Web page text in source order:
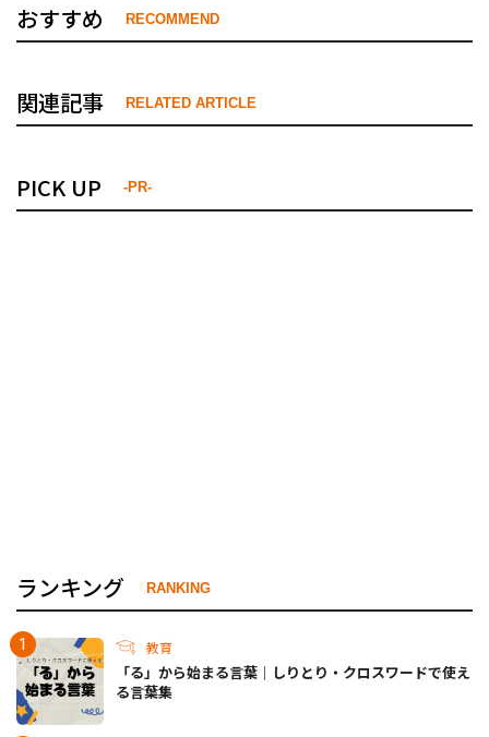
おすすめ RECOMMEND
関連記事 RELATED ARTICLE
PICK UP -PR-
ランキング RANKING
教育
「る」から始まる言葉｜しりとり・クロスワードで使え
る言葉集